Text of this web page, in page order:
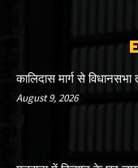
कालिदास मार्ग से विधानसभा
August 9, 2026